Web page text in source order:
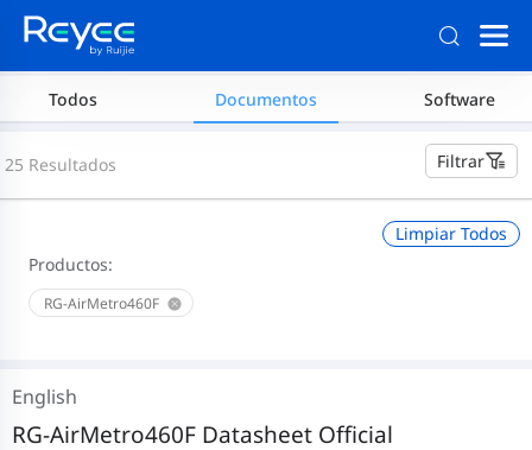
Todos Documentos Software
Filtrar
25 Resultados
Productos:
RG-AirMetro460F
Limpiar Todos
RG-AirMetro460F Datasheet Official
English